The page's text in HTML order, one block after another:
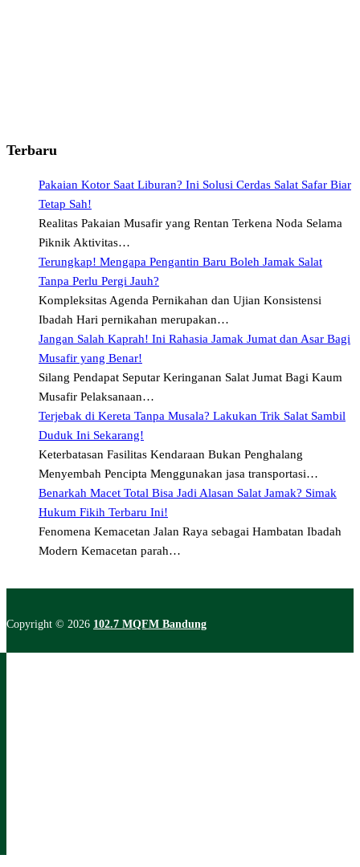
Terbaru
Pakaian Kotor Saat Liburan? Ini Solusi Cerdas Salat Safar Biar
Tetap Sah!
Realitas Pakaian Musafir yang Rentan Terkena Noda Selama
Piknik Aktivitas…
Terungkap! Mengapa Pengantin Baru Boleh Jamak Salat
Tanpa Perlu Pergi Jauh?
Kompleksitas Agenda Pernikahan dan Ujian Konsistensi
Ibadah Hari pernikahan merupakan…
Jangan Salah Kaprah! Ini Rahasia Jamak Jumat dan Asar Bagi
Musafir yang Benar!
Silang Pendapat Seputar Keringanan Salat Jumat Bagi Kaum
Musafir Pelaksanaan…
Terjebak di Kereta Tanpa Musala? Lakukan Trik Salat Sambil
Duduk Ini Sekarang!
Keterbatasan Fasilitas Kendaraan Bukan Penghalang
Menyembah Pencipta Menggunakan jasa transportasi…
Benarkah Macet Total Bisa Jadi Alasan Salat Jamak? Simak
Hukum Fikih Terbaru Ini!
Fenomena Kemacetan Jalan Raya sebagai Hambatan Ibadah
Modern Kemacetan parah…
Copyright © 2026 102.7 MQFM Bandung